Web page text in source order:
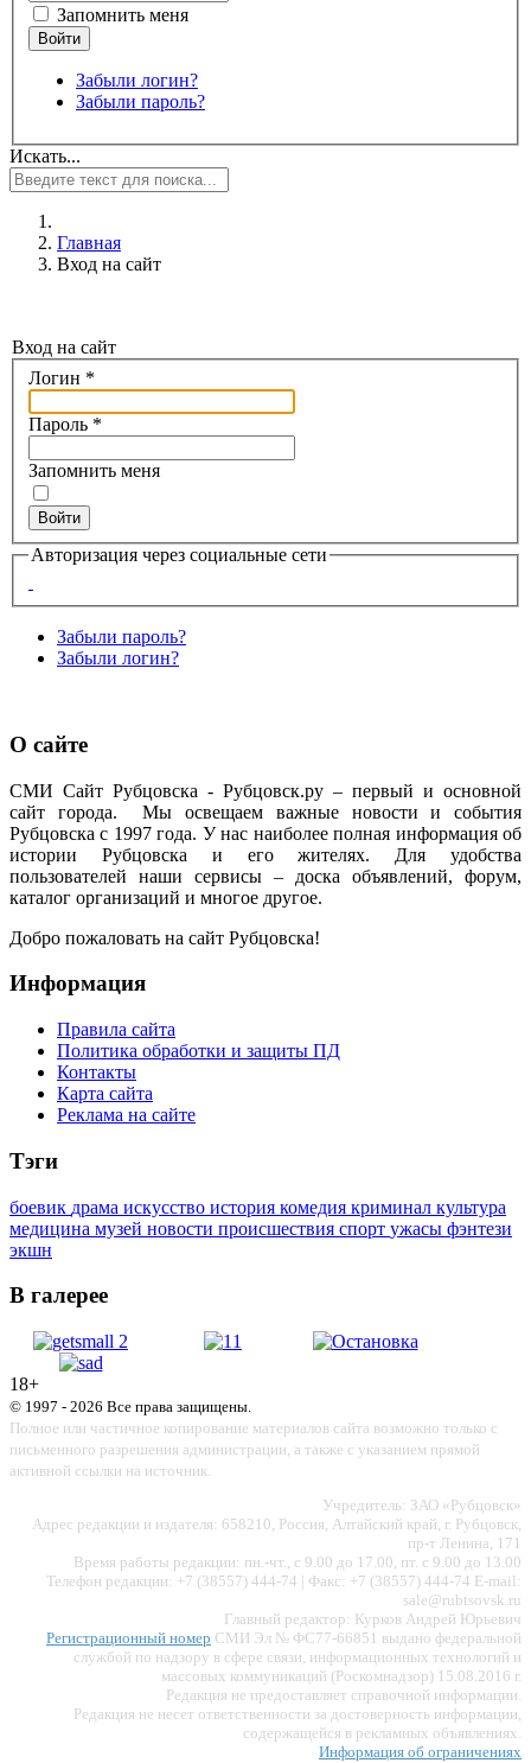
Запомнить меня
Забыли логин?
Забыли пароль?
Искать...
Главная
Вход на сайт
Вход на сайт
Логин *
Пароль *
Запомнить меня
Войти
Авторизация через социальные сети
Забыли пароль?
Забыли логин?
О сайте
СМИ Сайт Рубцовска - Рубцовск.ру – первый и основной
сайт города. Мы освещаем важные новости и события
Рубцовска с 1997 года. У нас наиболее полная информация об
истории Рубцовска и его жителях. Для удобства
пользователей наши сервисы – доска объявлений, форум,
каталог организаций и многое другое.
Добро пожаловать на сайт Рубцовска!
Информация
Правила сайта
Политика обработки и защиты ПД
Контакты
Карта сайта
Реклама на сайте
Тэги
боевик драма искусство история комедия криминал культура
медицина музей новости происшествия спорт ужасы фэнтези
экшн
В галерее
18+
© 1997 - 2026 Все права защищены.
Полное или частичное копирование материалов сайта возможно только с
письменного разрешения администрации, а также с указанием прямой
активной ссылки на источник.
Учредитель: ЗАО «Рубцовск»
Адрес редакции и издателя: 658210, Россия, Алтайский край, г. Рубцовск,
пр-т Ленина, 171
Время работы редакции: пн.-чт., с 9.00 до 17.00, пт. с 9.00 до 13.00
Телефон редакции: +7 (38557) 444-74 | Факс: +7 (38557) 444-74 E-mail:
sale@rubtsovsk.ru
Главный редактор: Курков Андрей Юрьевич
Регистрационный номер СМИ Эл № ФС77-66851 выдано федеральной
службой по надзору в сфере связи, информационных технологий и
массовых коммуникаций (Роскомнадзор) 15.08.2016 г.
Редакция не предоставляет справочной информации.
Редакция не несет ответственности за достоверность информации,
содержащейся в рекламных объявлениях.
Информация об ограничениях